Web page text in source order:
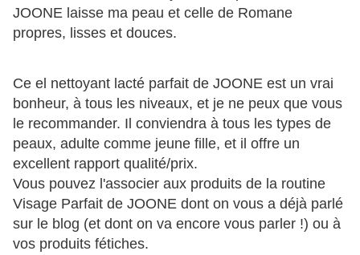
JOONE laisse ma peau et celle de Romane
propres, lisses et douces.
Ce el nettoyant lacté parfait de JOONE est un vrai
bonheur, à tous les niveaux, et je ne peux que vous
le recommander. Il conviendra à tous les types de
peaux, adulte comme jeune fille, et il offre un
excellent rapport qualité/prix.
Vous pouvez l'associer aux produits de la routine
Visage Parfait de JOONE dont on vous a déjà parlé
sur le blog (et dont on va encore vous parler !) ou à
vos produits fétiches.